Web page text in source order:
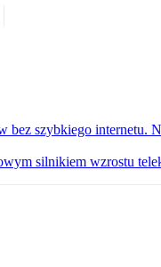
bez szybkiego internetu.
silnikiem wzrostu